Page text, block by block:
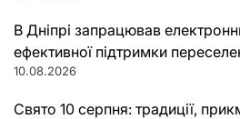
В Дніпрі запрацював
ефективної підтримки
10.08.2026
Свято 10 серпня: традиції,